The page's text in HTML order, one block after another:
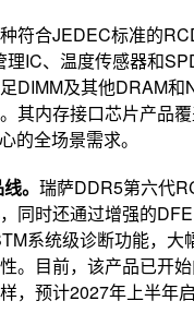
符合JEDEC标准的
理IC、温度传感器和
DIMM及其他DRAM和
其内存接口芯片产品
的全场景需求。
。 瑞萨DDR5第六代
同时还通过增强的
系统级诊断功能，大
。目前，该产品已开
，预计2027年上半年启